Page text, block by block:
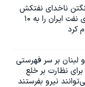
ناخدای نفتکش
ناقض تحریم‌های نفت ایران را به ۱۰
کرد
لبنان بر سر فهرستی
نظارت بر خلع
نیرو بفرستند